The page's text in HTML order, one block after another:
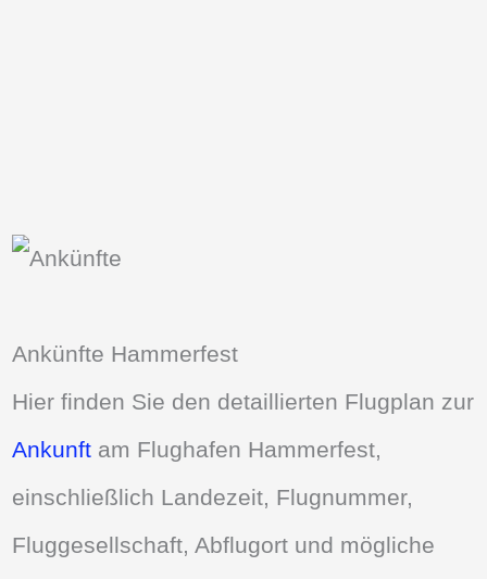
Ankünfte Hammerfest
Hier finden Sie den detaillierten Flugplan zur
Ankunft am Flughafen Hammerfest,
einschließlich Landezeit, Flugnummer,
Fluggesellschaft, Abflugort und mögliche